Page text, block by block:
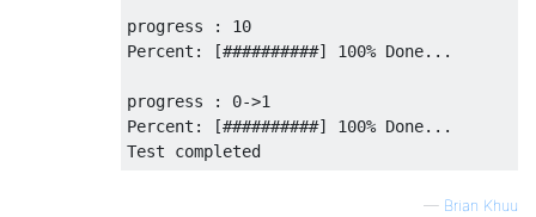
print
""
print
"progress : 10"
time. sleep 2
print
""
progress :
10
Percent : [##########] 100% Done...
progress : 0->1
Percent : [##########] 100% Done...
Test completed
— Brian Khuu